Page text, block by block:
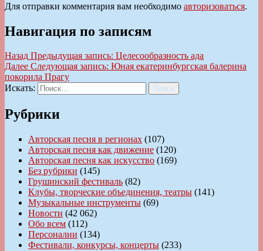
Для отправки комментария вам необходимо авторизоваться.
Навигация по записям
Назад Предыдущая запись: Целесообразность ада
Далее Следующая запись: Юная екатеринбургская балерина
покорила Прагу
Искать:
Поиск
Рубрики
Авторская песня в регионах (107)
Авторская песня как движение (120)
Авторская песня как искусство (169)
Без рубрики (145)
Грушинский фестиваль (82)
Клубы, творческие объединения, театры (141)
Музыкальные инструменты (69)
Новости (42 062)
Обо всем (112)
Персоналии (134)
Фестивали, конкурсы, концерты (233)